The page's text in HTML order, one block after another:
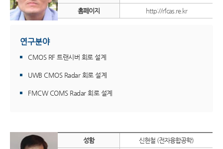
홈페이지
http://rfcas.re.kr
연구분야
CMOS RF 트랜시버 회로 설계
UWB CMOS Radar 회로 설계
FMCW COMS Radar 회로 설계
성함
신현철 (전자융합공학)